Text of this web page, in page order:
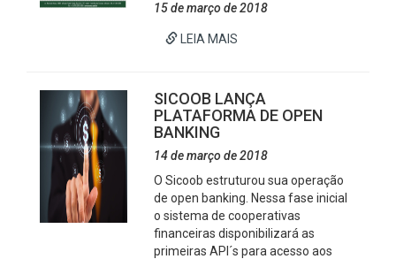
15 de março de 2018
LEIA MAIS
SICOOB LANÇA
PLATAFORMA DE OPEN
BANKING
14 de março de 2018
O Sicoob estruturou sua operação
de open banking. Nessa fase inicial
o sistema de cooperativas
financeiras disponibilizará as
primeiras API´s para acesso aos